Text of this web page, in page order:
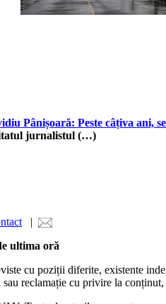
Pânișoară: Peste câțiva ani,
jurnalistul (…)
|
ultima oră
cu poziții diferite, existente
reclamație cu privire la